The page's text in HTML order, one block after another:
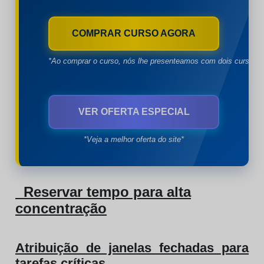
COMPRAR CURSO AGORA
*Ao comprar o curso, nós lhe presenteamos com dois cursos
VER OFERTA ESPECIAL
*Veja a melhor oferta do site*
Reservar tempo para alta
concentração
Atribuição de janelas fechadas para